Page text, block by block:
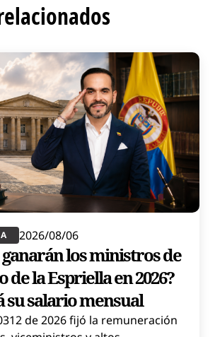
2026/08/06
los ministros de
de la Espriella en 2026?
su salario mensual
de 2026 fijó la remuneración